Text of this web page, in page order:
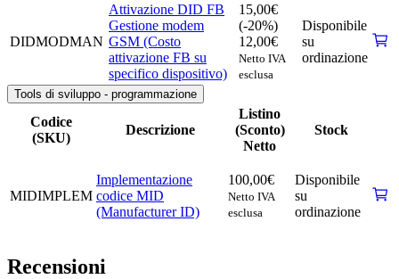
DIDMODMAN
Attivazione DID FB
Gestione modem
GSM (Costo
attivazione FB su
specifico dispositivo)
15,00€
(-20%)
12,00€
Netto IVA
esclusa
Disponibile
su
ordinazione
Tools di sviluppo - programmazione
Codice
(SKU)
Descrizione
Listino
(Sconto)
Netto
Stock
MIDIMPLEM
Implementazione
codice MID
(Manufacturer ID)
100,00€
Netto IVA
esclusa
Disponibile
su
ordinazione
Recensioni